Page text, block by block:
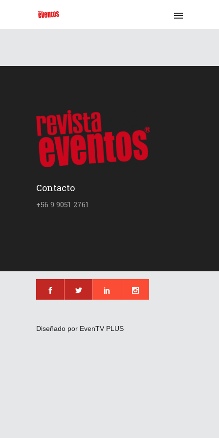
Contacto
+56 9 9051 2761
Diseñado por EvenTV PLUS